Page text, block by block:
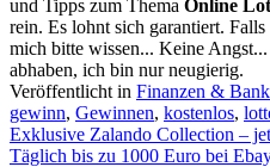
und Tipps zum Thema Online
rein. Es lohnt sich garantiert.
mich bitte wissen... Keine
abhaben, ich bin nur neugierig.
Veröffentlicht in Finanzen &
gewinn, Gewinnen, kostenlos,
Beitragsnavigation
Exklusive Zalando Collection –
Täglich bis zu 1000 Euro bei